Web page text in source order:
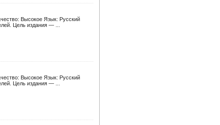
Высокое Язык: Русский
Цель издания — ...
Высокое Язык: Русский
Цель издания — ...